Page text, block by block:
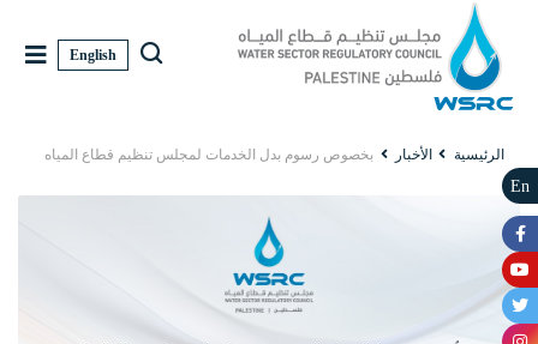
English
الرئيسية الأخبار بخصوص رسوم بدل الخدمات لمجلس تنظيم قطاع المياه
En